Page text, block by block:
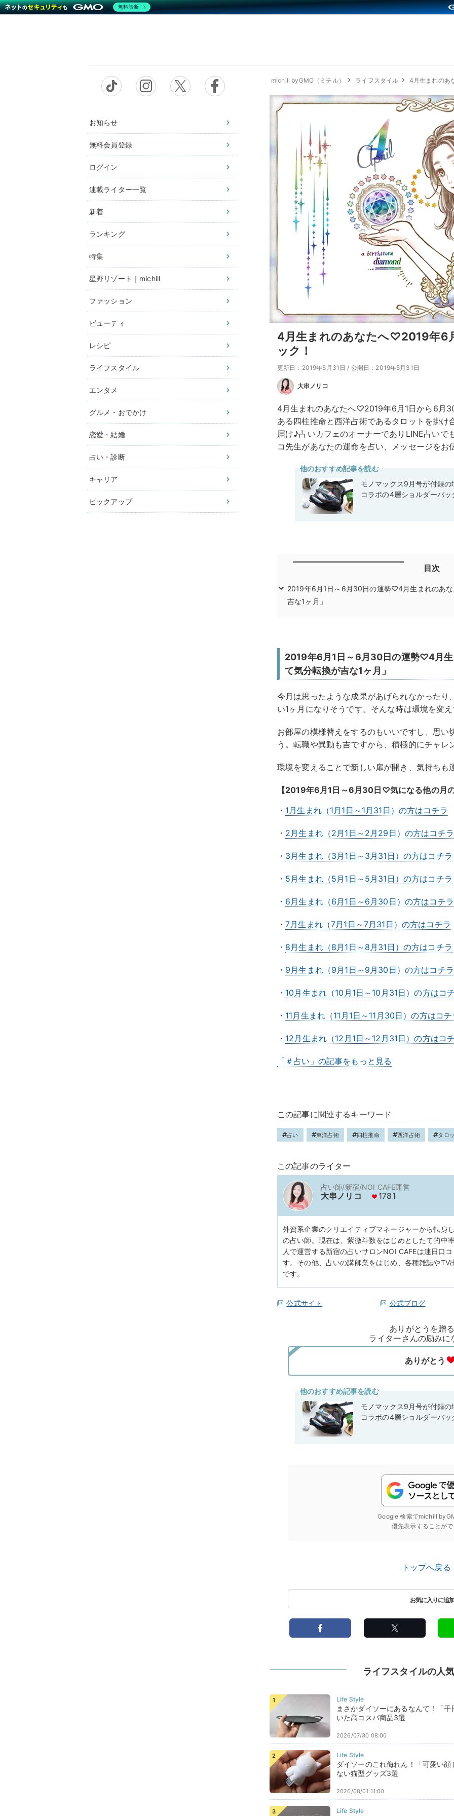
お知らせ
無料会員登録
ログイン
連載ライター一覧
新着
ランキング
特集
星野リゾート｜michill
ファッション
ビューティ
レシピ
ライフスタイル
エンタメ
グルメ・おでかけ
恋愛・結婚
占い・診断
キャリア
ピックアップ
michill byGMO（ミチル） ライフスタイル 4月生まれのあ
4月生まれのあなたへ♡2019年6
ック！
更新日：2019年5月31日 / 公開日：2019年5月31日
大串ノリコ
4月生まれのあなたへ♡2019年6月1日から6月
ある四柱推命と西洋占術であるタロットを掛け
届け♪占いカフェのオーナーでありLINE占いで
コ先生があなたの運命を占い、メッセージをお
他のおすすめ記事を読む
モノマックス9月号が付録の
コラボの4層ショルダーバッ
目次
2019年6月1日～6月30日の運勢♡4月生まれのあ
吉な1ヶ月」
2019年6月1日～6月30日の運勢♡4月生
て気分転換が吉な1ヶ月」
今月は思ったような成果があげられなかったり
い1ヶ月になりそうです。そんな時は環境を変え
お部屋の模様替えをするのもいいですし、思い
う。転職や異動も吉ですから、積極的にチャレ
環境を変えることで新しい扉が開き、気持ちも
【2019年6月1日～6月30日♡気になる他の月の
・ 1月生まれ（1月1日～1月31日）の方はコチラ
・ 2月生まれ（2月1日～2月29日）の方はコチラ
・ 3月生まれ（3月1日～3月31日）の方はコチラ
・ 5月生まれ（5月1日～5月31日）の方はコチラ
・ 6月生まれ（6月1日～6月30日）の方はコチラ
・7月生まれ（7月1日～7月31日）の方はコチラ
・ 8月生まれ（8月1日～8月31日）の方はコチラ
・ 9月生まれ（9月1日～9月30日）の方はコチラ
・ 10月生まれ（10月1日～10月31日）の方はコ
・ 11月生まれ（11月1日～11月30日）の方はコチ
・ 12月生まれ（12月1日～12月31日）の方はコ
「＃占い」の記事をもっと見る
この記事に関連するキーワード
占い 東洋占術 四柱推命 西洋占術 タロ
この記事のライター
占い師/新宿/NOI CAFE運営
大串ノリコ 1781
外資系企業のクリエイティブマネージャーから転身
の占い師。現在は、紫微斗数をはじめとしたて的中
人で運営する新宿の占いサロンNOI CAFEは連日口
す。その他、占いの講師業をはじめ、各種雑誌やTV
です。
公式サイト 公式ブログ
ありがとうを贈
ライターさんの励みに
他のおすすめ記事を読む
モノマックス9月号が付録の
コラボの4層ショルダーバッ
Google 検索でmichill
優先表示することが
トップへ戻る
ライフスタイルの人
まさかダイソーにあるなんて！「
いた高コスパ商品3選
2026/07/30 08:00
ダイソーのこれ侮れん！「可愛い
ない猫型グッズ3選
2026/08/01 11:00
無料診断